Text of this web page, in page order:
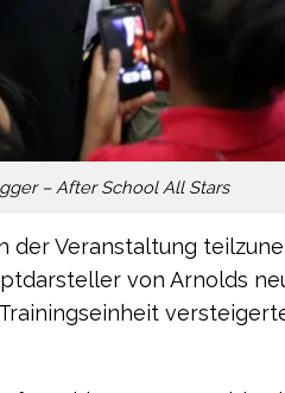
– After School All Stars
der Veranstaltung
von Arnolds